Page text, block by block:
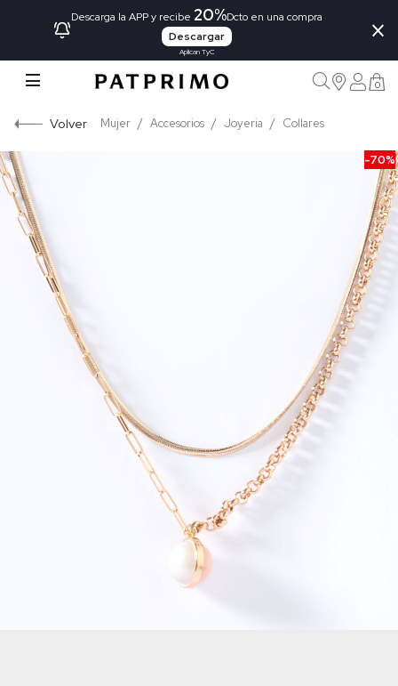
Descarga la APP y recibe 20%Dcto en una compra
Descargar
Aplican TyC
×
0
Volver Mujer Accesorios Joyeria Collares
-70%